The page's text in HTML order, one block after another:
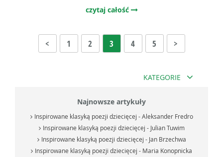
czytaj całość
< 1 2 3 4 5 >
KATEGORIE
Najnowsze artykuły
Inspirowane klasyką poezji dziecięcej - Aleksander Fredro
Inspirowane klasyką poezji dziecięcej - Julian Tuwim
Inspirowane klasyką poezji dziecięcej - Jan Brzechwa
Inspirowane klasyką poezji dziecięcej - Maria Konopnicka